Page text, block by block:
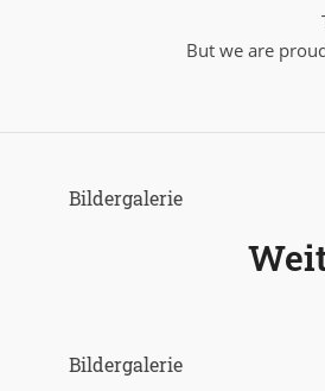
But we are
Bildergalerie
Bildergalerie